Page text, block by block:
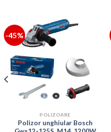
-45%
POLIZOARE
Polizor unghiular Bosch